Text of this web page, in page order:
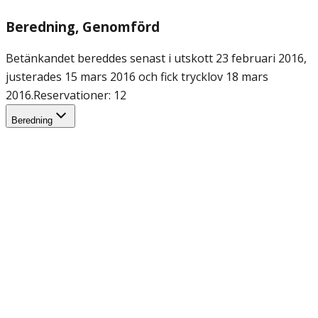
Beredning, Genomförd
Betänkandet bereddes senast i utskott 23 februari 2016,
justerades 15 mars 2016 och fick trycklov 18 mars
2016.Reservationer: 12
Beredning